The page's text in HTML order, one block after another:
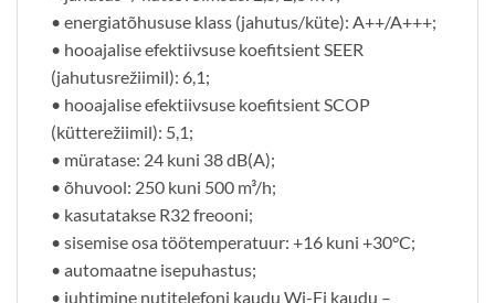
• energiatõhususe klass (jahutus/küte): A++/A+++;
• hooajalise efektiivsuse koefitsient SEER
(jahutusrežiimil): 6,1;
• hooajalise efektiivsuse koefitsient SCOP
(kütterežiimil): 5,1;
• müratase: 24 kuni 38 dB(A);
• õhuvool: 250 kuni 500 m³/h;
• kasutatakse R32 freooni;
• sisemise osa töötemperatuur: +16 kuni +30°C;
• automaatne isepuhastus;
• juhtimine nutitelefoni kaudu Wi-Fi kaudu –